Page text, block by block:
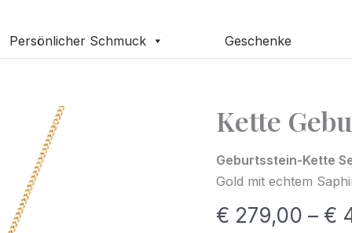
Persönlicher Schmuck Geschenke
Kette
Geburtsstein-Kette
Gold mit echtem
€ 279,00 –€
Kette
September
Saphir
Menge